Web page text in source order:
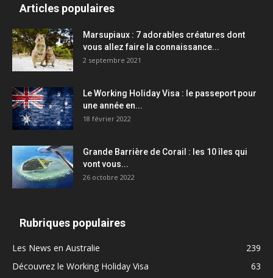
Articles populaires
Marsupiaux : 7 adorables créatures dont
vous allez faire la connaissance...
2 septembre 2021
Le Working Holiday Visa : le passeport pour
une année en...
18 février 2022
Grande Barrière de Corail : les 10 îles qui
vont vous...
26 octobre 2022
Rubriques populaires
Les News en Australie
239
Découvrez le Working Holiday Visa
63